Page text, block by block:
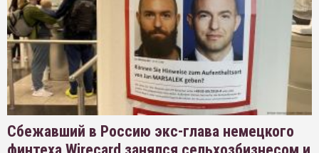
Сбежавший в Россию экс-глава немецкого